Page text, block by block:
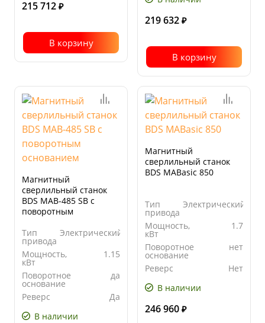
215 712 ₽
В корзину
219 632 ₽
В корзину
Магнитный
сверлильный станок
BDS MAB-485 SB с
поворотным
Тип
привода
Электрический
Мощность,
кВт
1.15
Поворотное
основание
да
Реверс
Да
В наличии
Магнитный
сверлильный станок
BDS MABasic 850
Тип
привода
Электрический
Мощность,
кВт
1.7
Поворотное
основание
нет
Реверс
Нет
В наличии
246 960 ₽